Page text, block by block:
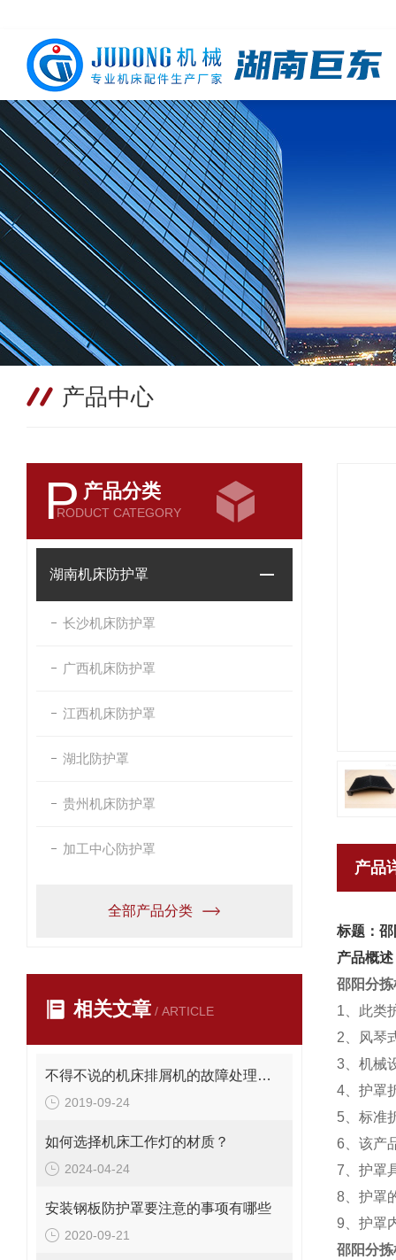
产品中心
P 产品分类
RODUCT CATEGORY
湖南机床防护罩
长沙机床防护罩
广西机床防护罩
江西机床防护罩
湖北防护罩
贵州机床防护罩
加工中心防护罩
全部产品分类
相关文章 / ARTICLE
不得不说的机床排屑机的故障处理方法
2019-09-24
如何选择机床工作灯的材质？
2024-04-24
安装钢板防护罩要注意的事项有哪些
2020-09-21
产品
标题：
产品概述
邵阳分
1、此类
2、风琴
3、机械
4、护罩
5、标准
6、该产
7、护罩
8、护罩
9、护罩
邵阳分